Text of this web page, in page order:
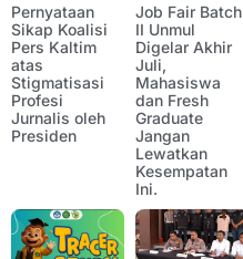
Pernyataan
Sikap Koalisi
Pers Kaltim
atas
Stigmatisasi
Profesi
Jurnalis oleh
Presiden
Job Fair Batch
II Unmul
Digelar Akhir
Juli,
Mahasiswa
dan Fresh
Graduate
Jangan
Lewatkan
Kesempatan
Ini.